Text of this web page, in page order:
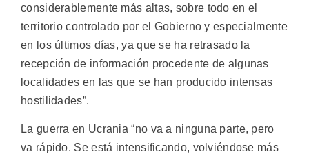
considerablemente más altas, sobre todo en el
territorio controlado por el Gobierno y especialmente
en los últimos días, ya que se ha retrasado la
recepción de información procedente de algunas
localidades en las que se han producido intensas
hostilidades”.
La guerra en Ucrania “no va a ninguna parte, pero
va rápido. Se está intensificando, volviéndose más